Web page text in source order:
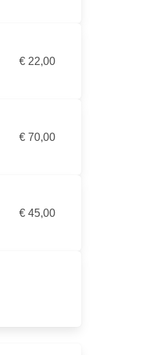
€ 22,00
€ 70,00
€ 45,00